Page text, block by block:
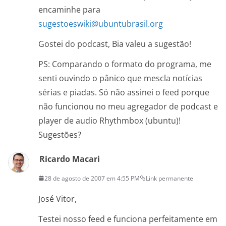
encaminhe para
sugestoeswiki@ubuntubrasil.org
Gostei do podcast, Bia valeu a sugestão!
PS: Comparando o formato do programa, me
senti ouvindo o pânico que mescla notícias
sérias e piadas. Só não assinei o feed porque
não funcionou no meu agregador de podcast e
player de audio Rhythmbox (ubuntu)!
Sugestões?
Ricardo Macari
28 de agosto de 2007 em 4:55 PM Link permanente
José Vitor,
Testei nosso feed e funciona perfeitamente em